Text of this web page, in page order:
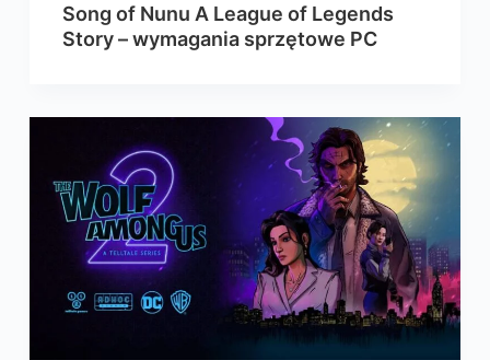
Song of Nunu A League of Legends
Story – wymagania sprzętowe PC